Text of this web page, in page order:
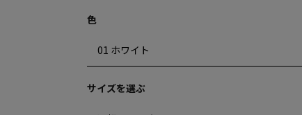
色
サイズを選ぶ